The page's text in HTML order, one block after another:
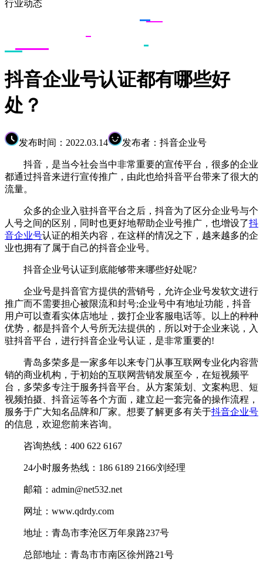
行业动态
抖音企业号认证都有哪些好
处？
发布时间：2022.03.14 发布者：抖音企业号
抖音，是当今社会当中非常重要的宣传平台，很多的企业
都通过抖音来进行宣传推广，由此也给抖音平台带来了很大的
流量。
众多的企业入驻抖音平台之后，抖音为了区分企业号与个
人号之间的区别，同时也更好地帮助企业号推广，也增设了抖
音企业号认证的相关内容，在这样的情况之下，越来越多的企
业也拥有了属于自己的抖音企业号。
抖音企业号认证到底能够带来哪些好处呢?
企业号是抖音官方提供的营销号，允许企业号发软文进行
推广而不需要担心被限流和封号;企业号中有地址功能，抖音
用户可以查看实体店地址，拨打企业客服电话等。以上的种种
优势，都是抖音个人号所无法提供的，所以对于企业来说，入
驻抖音平台，进行抖音企业号认证，是非常重要的!
青岛多荣多是一家多年以来专门从事互联网专业化内容营
销的商业机构，于初始的互联网营销发展至今，在短视频平
台，多荣多专注于服务抖音平台。从方案策划、文案构思、短
视频拍摄、抖音运等各个方面，建立起一套完备的操作流程，
服务于广大知名品牌和厂家。想要了解更多有关于抖音企业号
的信息，欢迎您前来咨询。
咨询热线：400 622 6167
24小时服务热线：186 6189 2166/刘经理
邮箱：admin@net532.net
网址：www.qdrdy.com
地址：青岛市李沧区万年泉路237号
总部地址：青岛市市南区徐州路21号